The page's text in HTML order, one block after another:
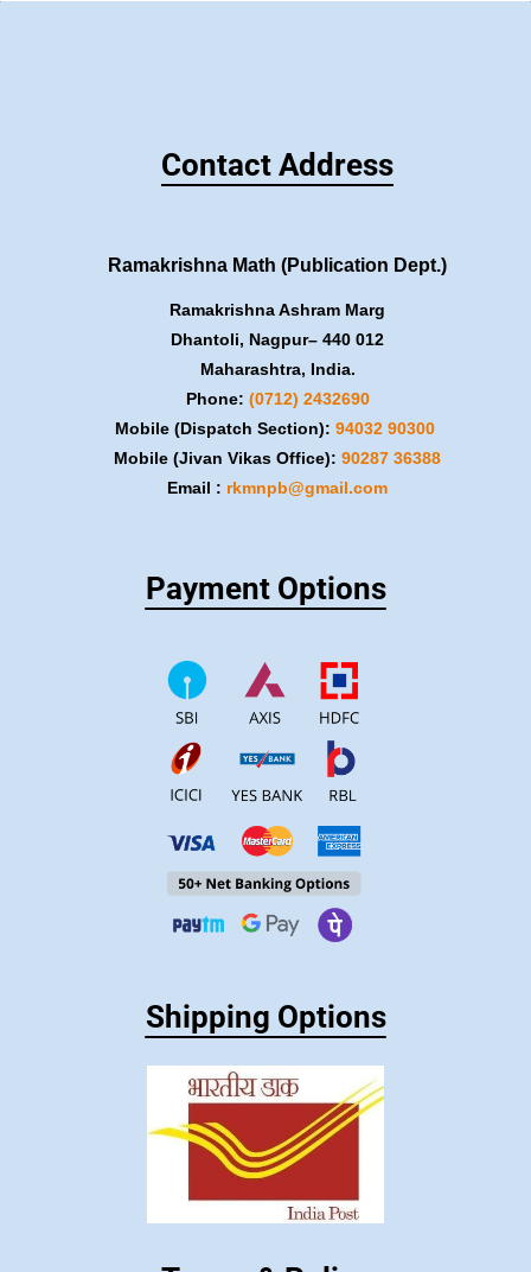
Contact Address
Ramakrishna Math (Publication Dept.)
Ramakrishna Ashram Marg
Dhantoli, Nagpur– 440 012
Maharashtra, India.
Phone: (0712) 2432690
Mobile (Dispatch Section): ​94032 90300
Mobile (Jivan Vikas Office): ​90287 36388
Email : rkmnpb@gmail.com
Payment Options
Shipping Options